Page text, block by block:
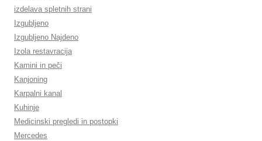
izdelava spletnih strani
Izgubljeno
Izgubljeno Najdeno
Izola restavracija
Kamini in peči
Kanjoning
Karpalni kanal
Kuhinje
Medicinski pregledi in postopki
Mercedes